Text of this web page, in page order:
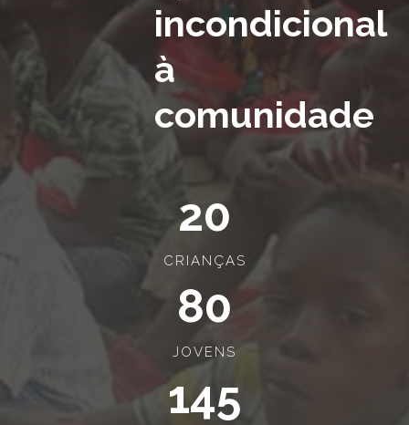
incondicional
à
comunidade
20
CRIANÇAS
80
JOVENS
145